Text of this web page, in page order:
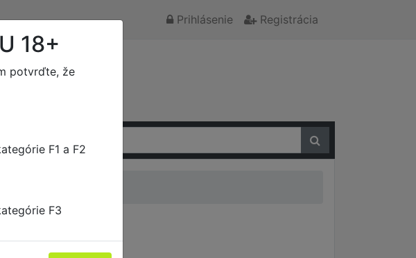
Prihlásenie Registrácia
18+
potvrďte, že
F1 a F2
F3